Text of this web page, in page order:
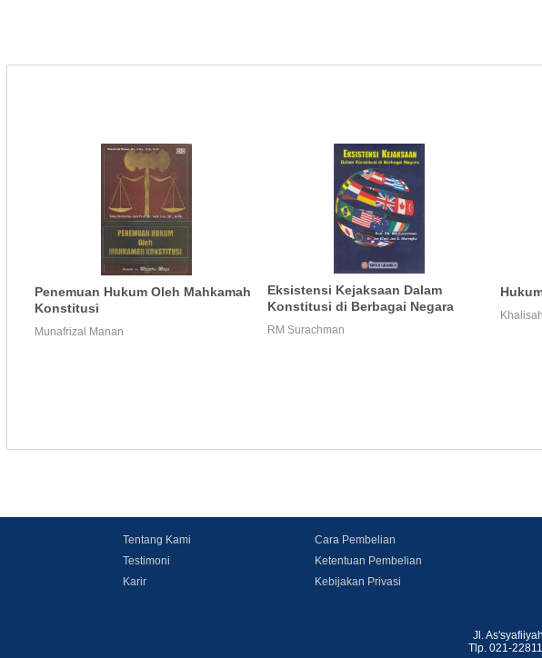
Penemuan Hukum Oleh Mahkamah
Konstitusi
Munafrizal Manan
Eksistensi Kejaksaan Dalam
Konstitusi di Berbagai Negara
RM Surachman
Tentang Kami
Testimoni
Karir
Cara Pembelian
Ketentuan Pembelian
Kebijakan Privasi
Jl.
Tlp. 021-